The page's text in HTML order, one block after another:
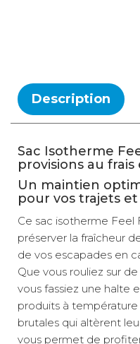
Description
Sac Isotherme
provisions au
Un maintien
pour vos trajets
Ce sac isotherme Feel
préserver la fraîcheur
de vos escapades en
Que vous rouliez sur
vous fassiez une halte
produits à
brutales qui altèrent
vous permet de